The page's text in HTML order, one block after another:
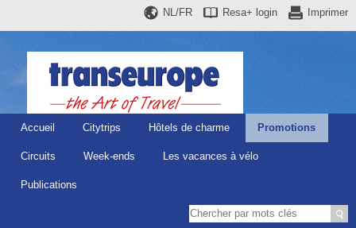
Imprimer
Resa+ login
NL/FR
Accueil Citytrips Hôtels de charme Promotions
Circuits Week-ends Les vacances à vélo
Publications